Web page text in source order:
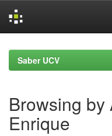
navigationSaber UCV
Browsing by
Enrique